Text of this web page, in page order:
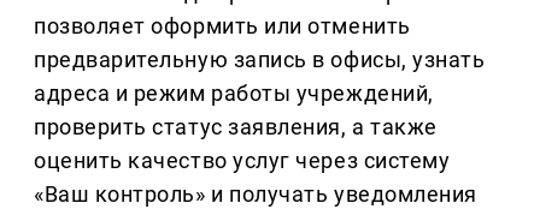
позволяет оформить или отменить
предварительную запись в офисы, узнать
адреса и режим работы учреждений,
проверить статус заявления, а также
оценить качество услуг через систему
«Ваш контроль» и получать уведомления